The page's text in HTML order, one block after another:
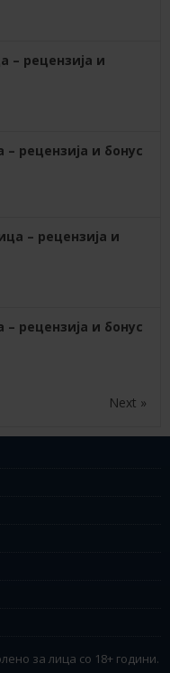
– рецензија и
рецензија и бонус
– рецензија и
рецензија и бонус
Next »
за лица со 18+ години.